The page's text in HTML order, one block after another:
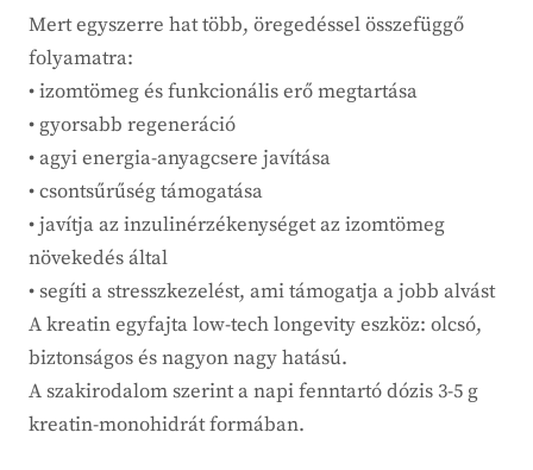
Mert egyszerre hat több, öregedéssel összefüggő
folyamatra:
• izomtömeg és funkcionális erő megtartása
• gyorsabb regeneráció
• agyi energia-anyagcsere javítása
• csontsűrűség támogatása
• javítja az inzulinérzékenységet az izomtömeg
növekedés által
• segíti a stresszkezelést, ami támogatja a jobb alvást
A kreatin egyfajta low-tech longevity eszköz: olcsó,
biztonságos és nagyon nagy hatású.
A szakirodalom szerint a napi fenntartó dózis 3-5 g
kreatin-monohidrát formában.